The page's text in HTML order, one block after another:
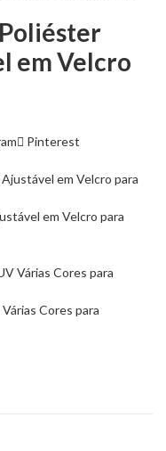
em Velcro
Pinterest
em Velcro para
Cores para